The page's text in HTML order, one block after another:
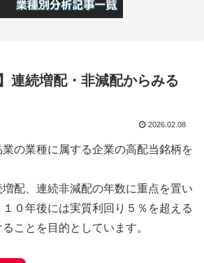
連続増配・非減配からみる
2026.02.08
の業種に属する企業の高配当銘柄を
配、連続非減配の年数に重点を置い
０年後には実質利回り５％を超える
ことを目的としています。